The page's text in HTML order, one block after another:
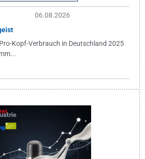
06.08.2026
Kopf-Verbrauch in Deutschland 2025